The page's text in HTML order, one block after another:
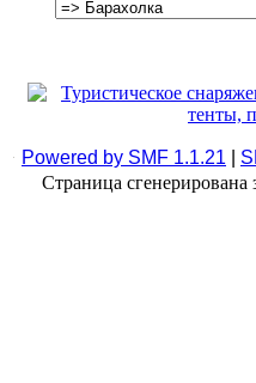
Powered by SMF 1.1.21
Страница сгенерирована